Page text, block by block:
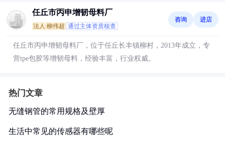
任丘市丙申增韧母料厂
法人:柳伟超 通过主体资质核查
咨询 进店
任丘市丙申增韧母料厂，位于任丘长丰镇柳村，2013年成立，专
营tpe包胶等增韧母料，经验丰富，行业权威。
热门文章
无缝钢管的常用规格及壁厚
生活中常见的传感器有哪些呢